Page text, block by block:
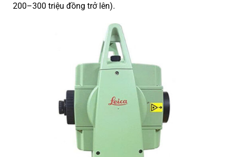
200–300 triệu đồng trở lên).